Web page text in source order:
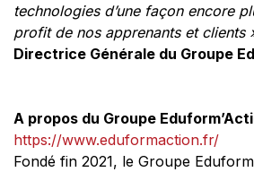
technologies d’une façon encore
profit de nos apprenants et clients
Directrice Générale du Groupe
A propos du Groupe
https://www.eduformaction.fr/
Fondé fin 2021, le Groupe